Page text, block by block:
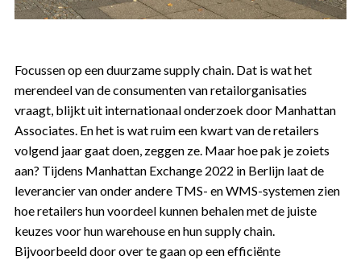
Focussen op een duurzame supply chain. Dat is wat het
merendeel van de consumenten van retailorganisaties
vraagt, blijkt uit internationaal onderzoek door Manhattan
Associates. En het is wat ruim een kwart van de retailers
volgend jaar gaat doen, zeggen ze. Maar hoe pak je zoiets
aan? Tijdens Manhattan Exchange 2022 in Berlijn laat de
leverancier van onder andere TMS- en WMS-systemen zien
hoe retailers hun voordeel kunnen behalen met de juiste
keuzes voor hun warehouse en hun supply chain.
Bijvoorbeeld door over te gaan op een efficiënte